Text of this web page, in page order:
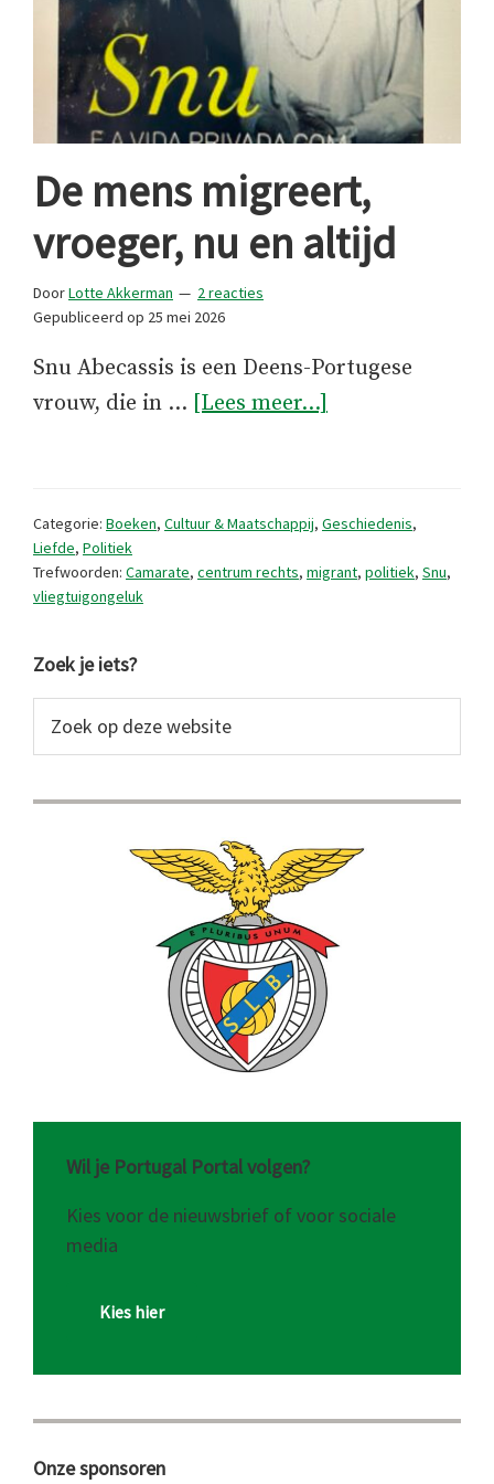
De mens migreert,
vroeger, nu en altijd
DoorLotte Akkerman
2 reacties
Gepubliceerd op 25 mei 2026
Snu Abecassis is een Deens-Portugese
vrouw, die in … [Lees meer...]
en
Categorie: Boeken, Cultuur & Maatschappij, Geschiedenis,
Liefde, Politiek
Trefwoorden: Camarate, centrum rechts, migrant, politiek, Snu,
vliegtuigongeluk
Primaire
Sidebar
Zoek je iets?
op
website
Wil je Portugal Portal volgen?
Kies voor de nieuwsbrief of voor sociale
media
Kies hier
Onze sponsoren